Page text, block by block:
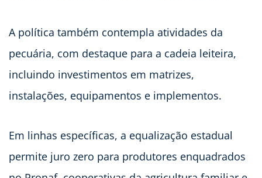
A política também contempla atividades da
pecuária, com destaque para a cadeia leiteira,
incluindo investimentos em matrizes,
instalações, equipamentos e implementos.
Em linhas específicas, a equalização estadual
permite juro zero para produtores enquadrados